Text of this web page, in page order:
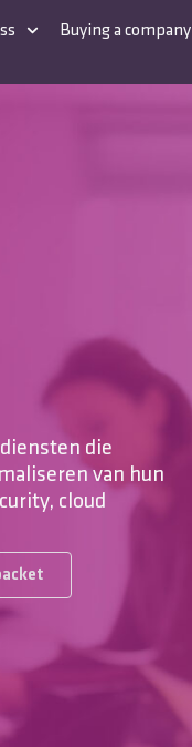
Buying a company
die
van hun
cloud